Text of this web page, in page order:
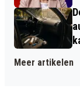
Meer artikelen